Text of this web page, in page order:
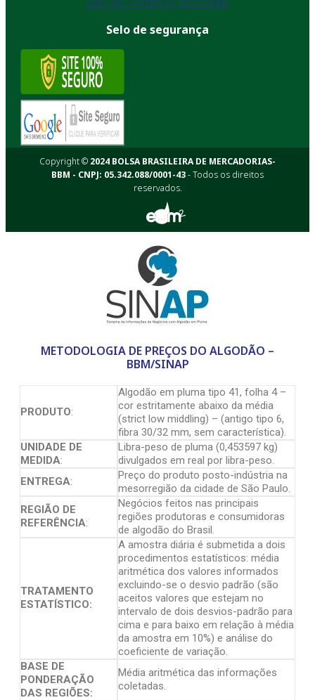
Selo de segurança
Copyright © 2024 BOLSA BRASILEIRA DE MERCADORIAS-
BBM - CNPJ: 05.342.088/0001-43- Todos os direitos
reservados.
METODOLOGIA DE PREÇOS DO ALGODÃO –
BBM/SINAP
PRODUTO:
Algodão em pluma tipo 41, folha 4 –
cor estritamente abaixo da média
(strict low middling) – (antigo tipo 6,
fibra 30/32 mm, sem característica).
UNIDADE DE
MEDIDA:
Libra-peso de pluma (0,453597 kg)
divulgados em real por libra-peso.
ENTREGA:
Preço do produto posto-indústria na
mesorregião da cidade de São Paulo.
REGIÃO DE
REFERÊNCIA:
Negócios feitos nas principais
regiões produtoras e consumidoras
de algodão do Brasil.
TRATAMENTO
ESTATÍSTICO:
A amostra diária é submetida a dois
procedimentos estatísticos: média
aritmética dos valores informados
excluindo-se o desvio padrão (são
aceitos valores que estejam no
intervalo de dois desvios-padrão para
cima e para baixo em relação à média
da amostra em 10%) e análise do
coeficiente de variação.
BASE DE
PONDERAÇÃO
DAS REGIÕES:
Média aritmética das informações
coletadas.